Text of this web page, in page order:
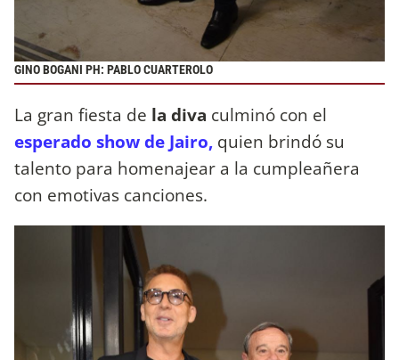
GINO BOGANI PH: PABLO CUARTEROLO
La gran fiesta de la diva culminó con el
esperado show de Jairo, quien brindó su
talento para homenajear a la cumpleañera
con emotivas canciones.